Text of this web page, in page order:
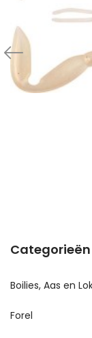
Categorieën
Boilies, Aas en
Forel